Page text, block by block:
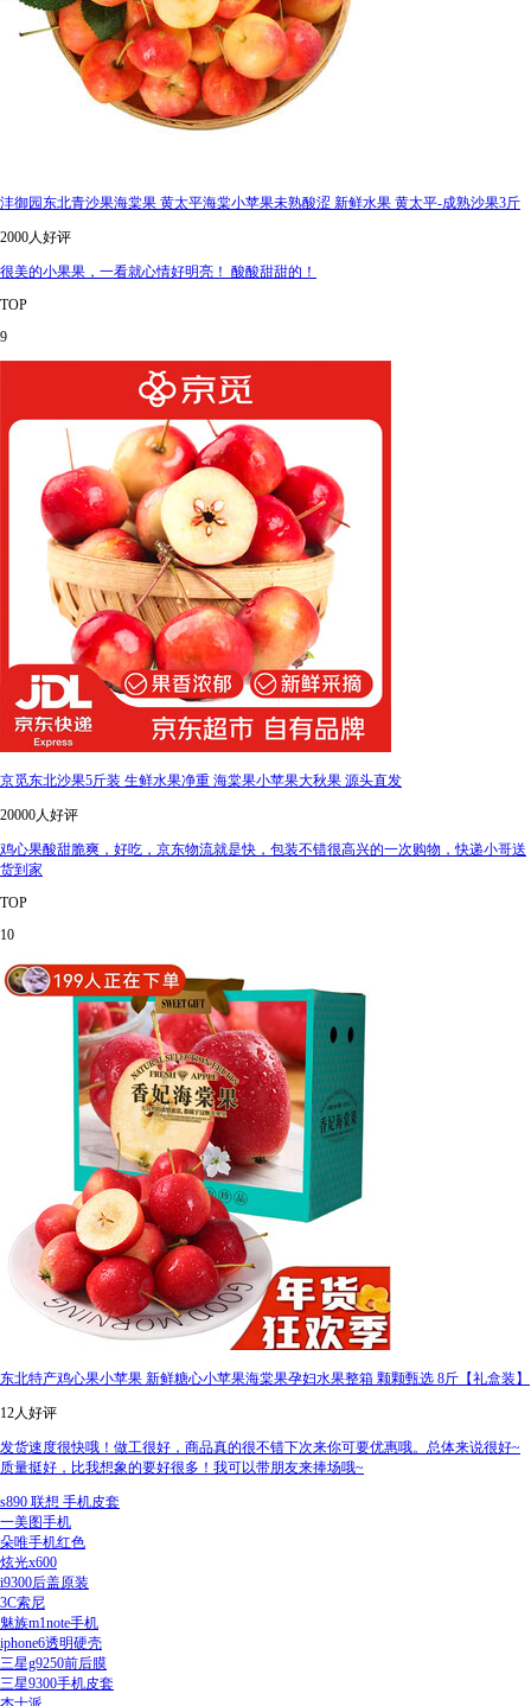
沣御园东北青沙果海棠果 黄太平海棠小苹果未熟酸涩 新鲜水果 黄太平-成熟沙果3斤
2000人好评
很美的小果果，一看就心情好明亮！ 酸酸甜甜的！
TOP
9
京觅东北沙果5斤装 生鲜水果净重 海棠果小苹果大秋果 源头直发
20000人好评
鸡心果酸甜脆爽，好吃，京东物流就是快，包装不错很高兴的一次购物，快递小哥送
货到家
TOP
10
东北特产鸡心果小苹果 新鲜糖心小苹果海棠果孕妇水果整箱 颗颗甄选 8斤【礼盒装】
12人好评
发货速度很快哦！做工很好，商品真的很不错下次来你可要优惠哦。总体来说很好~
质量挺好，比我想象的要好很多！我可以带朋友来捧场哦~
s890 联想 手机皮套
一美图手机
朵唯手机红色
炫光x600
i9300后盖原装
3C索尼
魅族m1note手机
iphone6透明硬壳
三星g9250前后膜
三星9300手机皮套